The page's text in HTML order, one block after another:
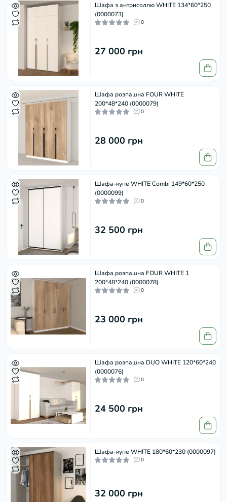
Шафа з антрисоллю WHITE 134*60*250
(0000073)
0
27 000 грн
Шафа розпашна FOUR WHITE
200*48*240 (0000079)
0
28 000 грн
Шафа-купе WHITE Combi 149*60*250
(0000099)
0
32 500 грн
Шафа розпашна FOUR WHITE 1
200*48*240 (0000078)
0
23 000 грн
Шафа розпашна DUO WHITE 120*60*240
(0000076)
0
24 500 грн
Шафа-купе WHITE 180*60*230 (0000097)
0
32 000 грн